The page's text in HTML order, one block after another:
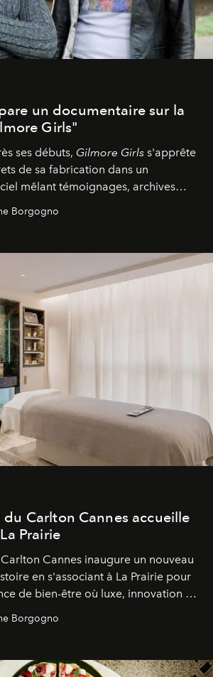
un documentaire sur la
Girls"
ses débuts, Gilmore Girls s'apprête
de sa fabrication dans un
mêlant témoignages, archives
Borgogno
du Carlton Cannes accueille
Prairie
Cannes inaugure un nouveau
en s'associant à La Prairie pour
de bien-être où luxe, innovation et
Borgogno